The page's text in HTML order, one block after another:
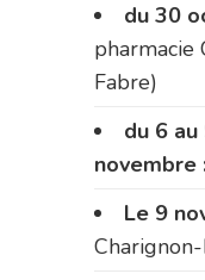
du 30
pharmacie
Fabre)
du 6
novembre
Le 9